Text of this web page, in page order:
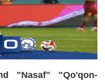
"Nasaf" "Qo'qon-